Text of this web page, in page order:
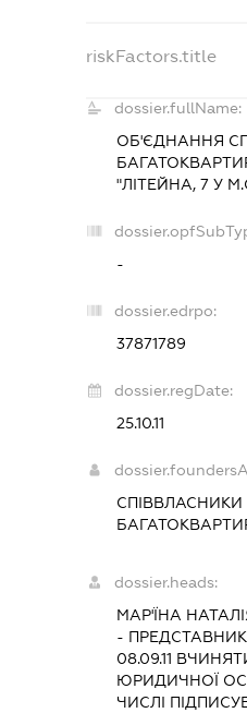
riskFactors.title
dossier.fullName:
ОБ'ЄДНАННЯ
"ЛІТЕЙНА, 7 У
-
dossier.edrpo:
37871789
dossier.regDate:
25.10.11
СПІВВЛАСНИКИ
dossier.heads:
МАР'ЇНА
- ПРЕДСТАВНИК
08.09.11 ВЧИНЯТИ
ЮРИДИЧНОЇ
ЧИСЛІ